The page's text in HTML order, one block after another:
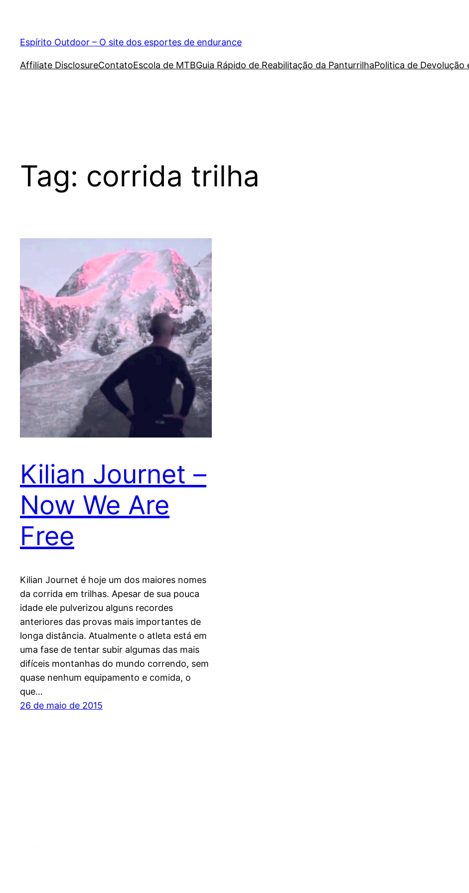
Espírito Outdoor – O site dos esportes de endurance
Affiliate DisclosureContatoEscola de MTBGuia Rápido de Reabilitação da PanturrilhaPolitica de Devolução
Tag: corrida trilha
Kilian Journet –
Now We Are
Free
Kilian Journet é hoje um dos maiores nomes
da corrida em trilhas. Apesar de sua pouca
idade ele pulverizou alguns recordes
anteriores das provas mais importantes de
longa distância. Atualmente o atleta está em
uma fase de tentar subir algumas das mais
difíceis montanhas do mundo correndo, sem
quase nenhum equipamento e comida, o
que…
26 de maio de 2015
Espírito Outdoor – O site dos esportes de endurance